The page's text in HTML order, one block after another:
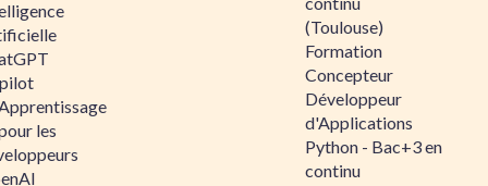
les
(Toulouse)
Formation
Concepteur
Développeur
d'Applications
Python - Bac+3 en
continu